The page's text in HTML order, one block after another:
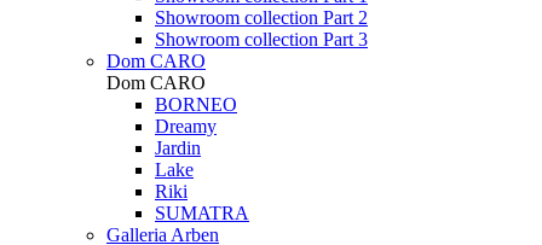
Showroom collection Part 2
Showroom collection Part 3
Dom CARO
Dom CARO
BORNEO
Dreamy
Jardin
Lake
Riki
SUMATRA
Galleria Arben